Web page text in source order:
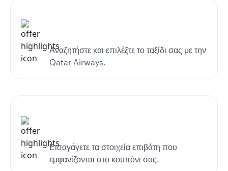
Αναζητήστε και επιλέξτε το ταξίδι σας με την
Qatar Airways.
Εισαγάγετε τα στοιχεία επιβάτη που
εμφανίζονται στο κουπόνι σας.